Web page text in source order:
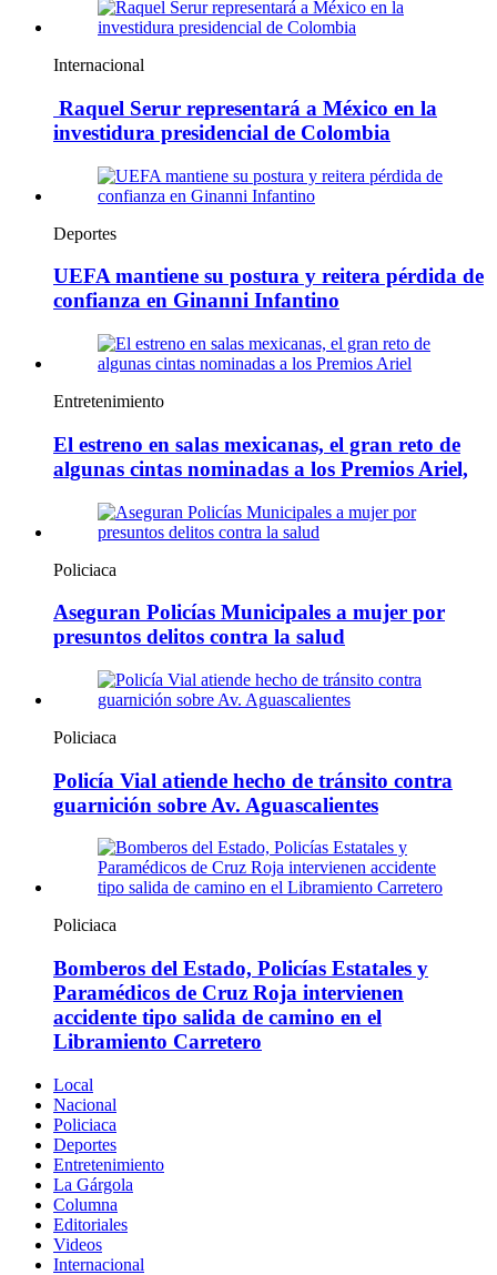
Internacional
Raquel Serur representará a México en la
investidura presidencial de Colombia
Deportes
UEFA mantiene su postura y reitera pérdida de
confianza en Ginanni Infantino
Entretenimiento
El estreno en salas mexicanas, el gran reto de
algunas cintas nominadas a los Premios Ariel,
Policiaca
Aseguran Policías Municipales a mujer por
presuntos delitos contra la salud
Policiaca
Policía Vial atiende hecho de tránsito contra
guarnición sobre Av. Aguascalientes
Policiaca
Bomberos del Estado, Policías Estatales y
Paramédicos de Cruz Roja intervienen
accidente tipo salida de camino en el
Libramiento Carretero
Local
Nacional
Policiaca
Deportes
Entretenimiento
La Gárgola
Columna
Editoriales
Videos
Internacional